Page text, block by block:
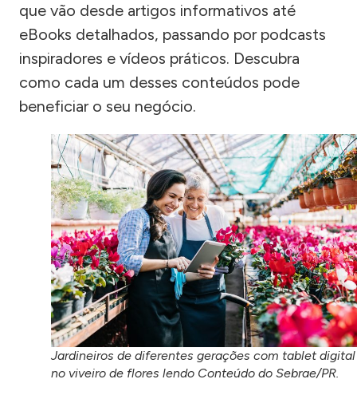
que vão desde artigos informativos até
eBooks detalhados, passando por podcasts
inspiradores e vídeos práticos. Descubra
como cada um desses conteúdos pode
beneficiar o seu negócio.
Jardineiros de diferentes gerações com tablet digital
no viveiro de flores lendo Conteúdo do Sebrae/PR.